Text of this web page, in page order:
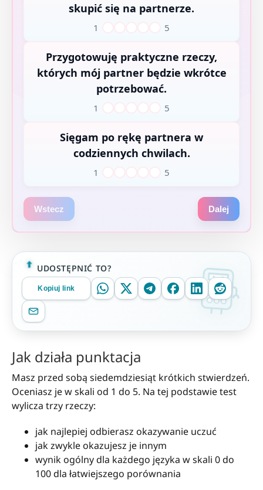
skupić się na partnerze.
1 5
Przygotowuję praktyczne rzeczy,
których mój partner będzie wkrótce
potrzebować.
1 5
Sięgam po rękę partnera w
codziennych chwilach.
1 5
Wstecz Dalej
UDOSTĘPNIĆ TO?
Kopiuj link
Jak działa punktacja
Masz przed sobą siedemdziesiąt krótkich stwierdzeń.
Oceniasz je w skali od 1 do 5. Na tej podstawie test
wylicza trzy rzeczy:
jak najlepiej odbierasz okazywanie uczuć
jak zwykle okazujesz je innym
wynik ogólny dla każdego języka w skali 0 do
100 dla łatwiejszego porównania